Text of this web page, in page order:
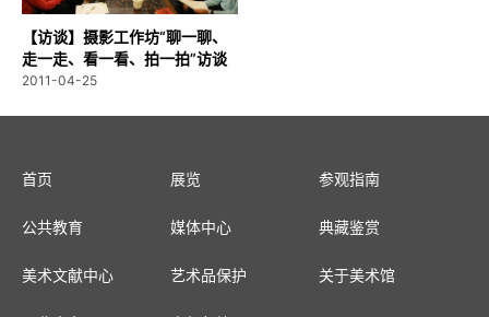
【访谈】摄影工作坊“聊一聊、
走一走、看一看、拍一拍”访谈
录
2011-04-25
首页 展览 参观指南
公共教育 媒体中心 典藏鉴赏
美术文献中心 艺术品保护 关于美术馆